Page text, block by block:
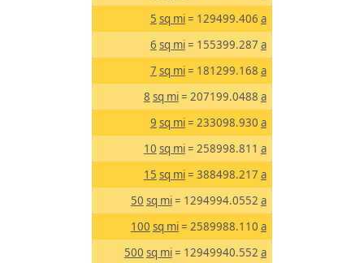
5 sq mi= 129499.406 a
6 sq mi= 155399.287 a
7 sq mi= 181299.168 a
8 sq mi= 207199.0488 a
9 sq mi= 233098.930 a
10 sq mi= 258998.811 a
15 sq mi= 388498.217 a
50 sq mi= 1294994.0552 a
100 sq mi= 2589988.110 a
500 sq mi= 12949940.552 a